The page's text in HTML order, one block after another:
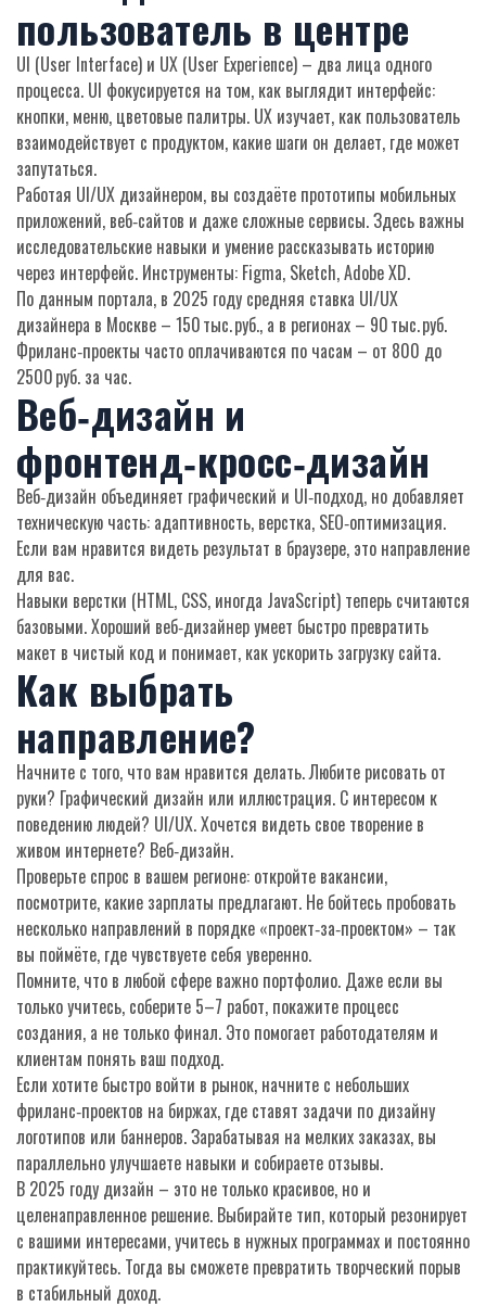
пользователь в центре
UI (User Interface) и UX (User Experience) – два лица одного
процесса. UI фокусируется на том, как выглядит интерфейс:
кнопки, меню, цветовые палитры. UX изучает, как пользователь
взаимодействует с продуктом, какие шаги он делает, где может
запутаться.
Работая UI/UX дизайнером, вы создаёте прототипы мобильных
приложений, веб‑сайтов и даже сложные сервисы. Здесь важны
исследовательские навыки и умение рассказывать историю
через интерфейс. Инструменты: Figma, Sketch, Adobe XD.
По данным портала, в 2025 году средняя ставка UI/UX
дизайнера в Москве – 150 тыс. руб., а в регионах – 90 тыс. руб.
Фриланс‑проекты часто оплачиваются по часам – от 800 до
2500 руб. за час.
Веб‑дизайн и
фронтенд‑кросс‑дизайн
Веб‑дизайн объединяет графический и UI‑подход, но добавляет
техническую часть: адаптивность, верстка, SEO‑оптимизация.
Если вам нравится видеть результат в браузере, это направление
для вас.
Навыки верстки (HTML, CSS, иногда JavaScript) теперь считаются
базовыми. Хороший веб‑дизайнер умеет быстро превратить
макет в чистый код и понимает, как ускорить загрузку сайта.
Как выбрать
направление?
Начните с того, что вам нравится делать. Любите рисовать от
руки? Графический дизайн или иллюстрация. С интересом к
поведению людей? UI/UX. Хочется видеть свое творение в
живом интернете? Веб‑дизайн.
Проверьте спрос в вашем регионе: откройте вакансии,
посмотрите, какие зарплаты предлагают. Не бойтесь пробовать
несколько направлений в порядке «проект‑за‑проектом» – так
вы поймёте, где чувствуете себя уверенно.
Помните, что в любой сфере важно портфолио. Даже если вы
только учитесь, соберите 5–7 работ, покажите процесс
создания, а не только финал. Это помогает работодателям и
клиентам понять ваш подход.
Если хотите быстро войти в рынок, начните с небольших
фриланс‑проектов на биржах, где ставят задачи по дизайну
логотипов или баннеров. Зарабатывая на мелких заказах, вы
параллельно улучшаете навыки и собираете отзывы.
В 2025 году дизайн – это не только красивое, но и
целенаправленное решение. Выбирайте тип, который резонирует
с вашими интересами, учитесь в нужных программах и постоянно
практикуйтесь. Тогда вы сможете превратить творческий порыв
в стабильный доход.